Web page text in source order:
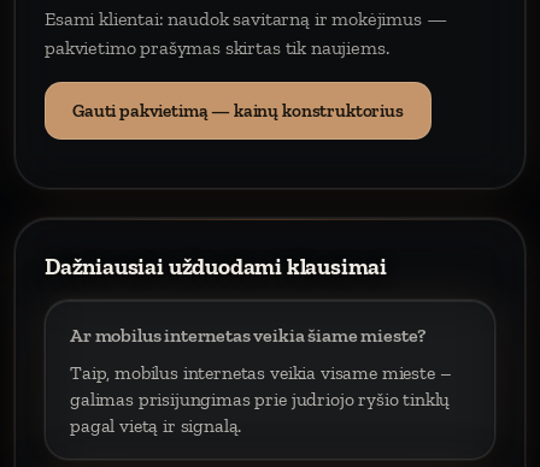
Esami klientai: naudok savitarną ir mokėjimus —
pakvietimo prašymas skirtas tik naujiems.
Gauti pakvietimą — kainų konstruktorius
Dažniausiai užduodami klausimai
Ar mobilus internetas veikia šiame mieste?
Taip, mobilus internetas veikia visame mieste –
galimas prisijungimas prie judriojo ryšio tinklų
pagal vietą ir signalą.